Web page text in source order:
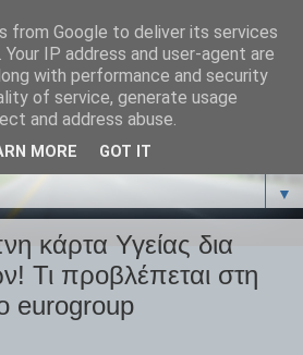
▼
κάρτα Υγείας δια
Τι προβλέπεται στη
eurogroup
from Google to deliver its services
IP address and user-agent are
with performance and security
of service, generate usage
and address abuse.
MORE GOT IT